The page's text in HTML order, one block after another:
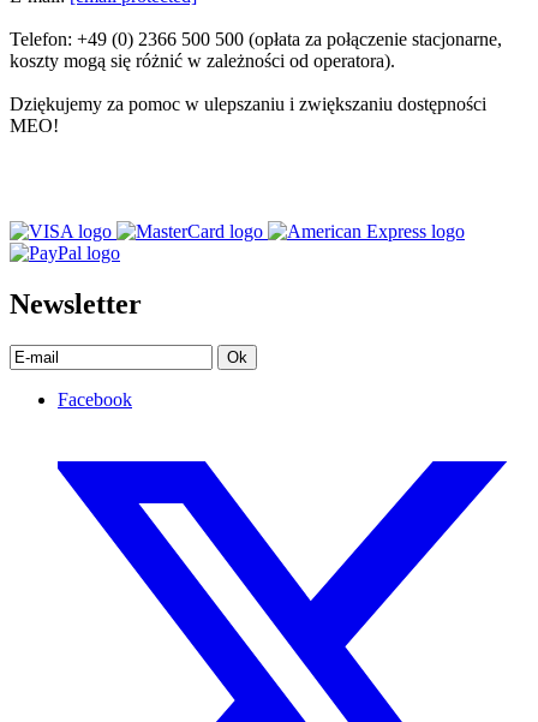
Telefon: +49 (0) 2366 500 500 (opłata za połączenie stacjonarne,
koszty mogą się różnić w zależności od operatora).
Dziękujemy za pomoc w ulepszaniu i zwiększaniu dostępności
MEO!
Newsletter
Ok
Facebook